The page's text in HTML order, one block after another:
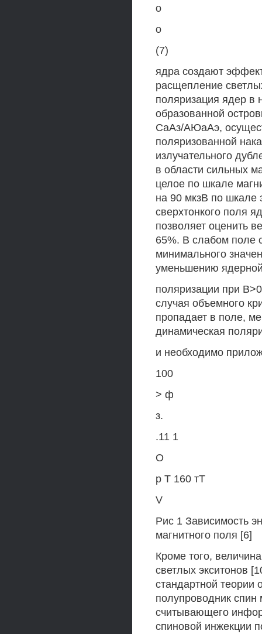
о
о
(7)
ядра создают
расщепление
поляризация ядер в
образованной
СаАз/АЮаАэ,
поляризованной
излучательного
в области сильных
целое по шкале
на 90 мкзВ по шкале
сверхтонкого поля
позволяет оценить
65%. В слабом поле
минимального
уменьшению
поляризации при
случая объемного
пропадает в поле,
динамическая
и необходимо
100
> ф
з.
.11 1
О
р Т 160 тТ
V
Рис 1 Зависимость
магнитного поля [6]
Кроме того,
светлых экситонов
стандартной теории
полупроводник спин
считывающего
спиновой инжекции